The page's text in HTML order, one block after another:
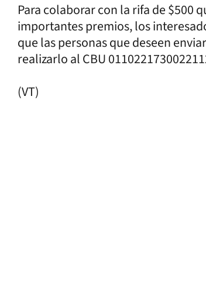
Para colaborar con la rifa de $500
importantes premios, los
que las personas que deseen
realizarlo al CBU
(VT)